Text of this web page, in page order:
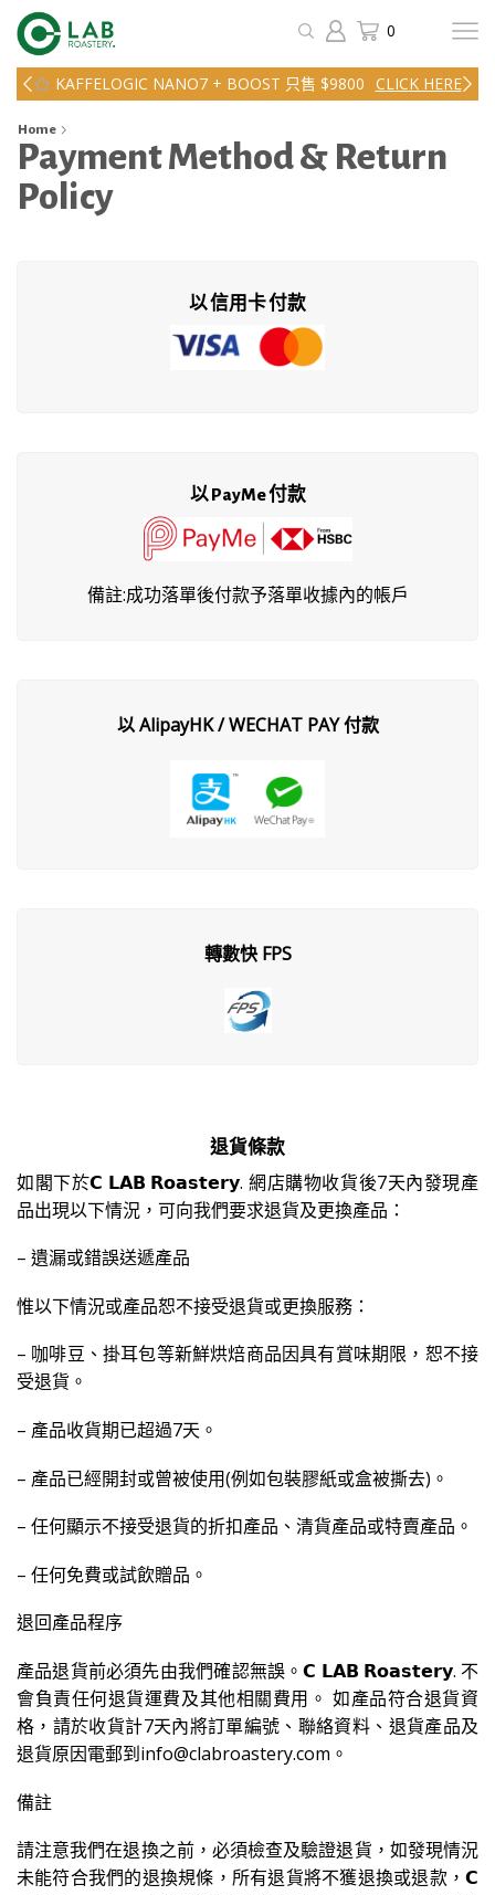
0
KAFFELOGIC NANO7 + BOOST 只售 $9800 CLICK HERE
Home
Payment Method & Return
Policy
以 信用卡 付款
以 PayMe 付款
備註:成功落單後付款予落單收據內的帳戶
以 AlipayHK / WECHAT PAY 付款
轉數快 FPS
退貨條款
如閣下於𝗖 𝗟𝗔𝗕 𝗥𝗼𝗮𝘀𝘁𝗲𝗿𝘆. 網店購物收貨後7天內發現產
品出現以下情況，可向我們要求退貨及更換產品：
– 遺漏或錯誤送遞產品
惟以下情況或產品恕不接受退貨或更換服務：
– 咖啡豆、掛耳包等新鮮烘焙商品因具有賞味期限，恕不接
受退貨。
– 產品收貨期已超過7天。
– 產品已經開封或曾被使用(例如包裝膠紙或盒被撕去)。
– 任何顯示不接受退貨的折扣產品、清貨產品或特賣產品。
– 任何免費或試飲贈品。
退回產品程序
產品退貨前必須先由我們確認無誤。𝗖 𝗟𝗔𝗕 𝗥𝗼𝗮𝘀𝘁𝗲𝗿𝘆. 不
會負責任何退貨運費及其他相關費用。 如產品符合退貨資
格，請於收貨計7天內將訂單編號、聯絡資料、退貨產品及
退貨原因電郵到info@clabroastery.com。
備註
請注意我們在退換之前，必須檢查及驗證退貨，如發現情況
未能符合我們的退換規條，所有退貨將不獲退換或退款，𝗖